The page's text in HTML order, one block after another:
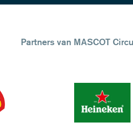
Partners van MASCOT